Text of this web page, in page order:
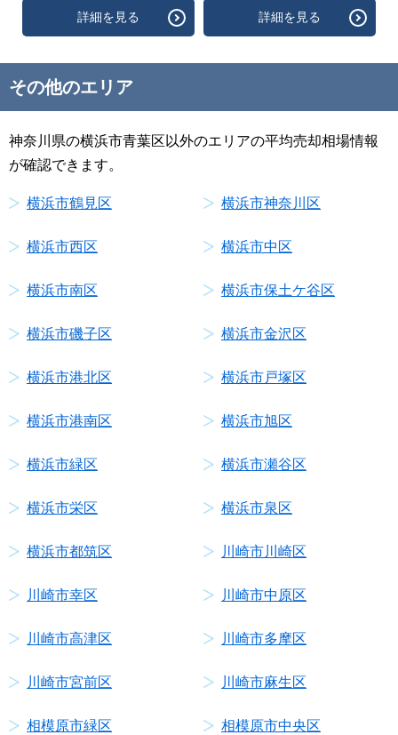
詳細を見る 詳細を見る
その他のエリア
神奈川県の横浜市青葉区以外のエリアの平均売却相場情報
が確認できます。
横浜市鶴見区 横浜市神奈川区
横浜市西区 横浜市中区
横浜市南区 横浜市保土ケ谷区
横浜市磯子区 横浜市金沢区
横浜市港北区 横浜市戸塚区
横浜市港南区 横浜市旭区
横浜市緑区 横浜市瀬谷区
横浜市栄区 横浜市泉区
横浜市都筑区 川崎市川崎区
川崎市幸区 川崎市中原区
川崎市高津区 川崎市多摩区
川崎市宮前区 川崎市麻生区
相模原市緑区 相模原市中央区